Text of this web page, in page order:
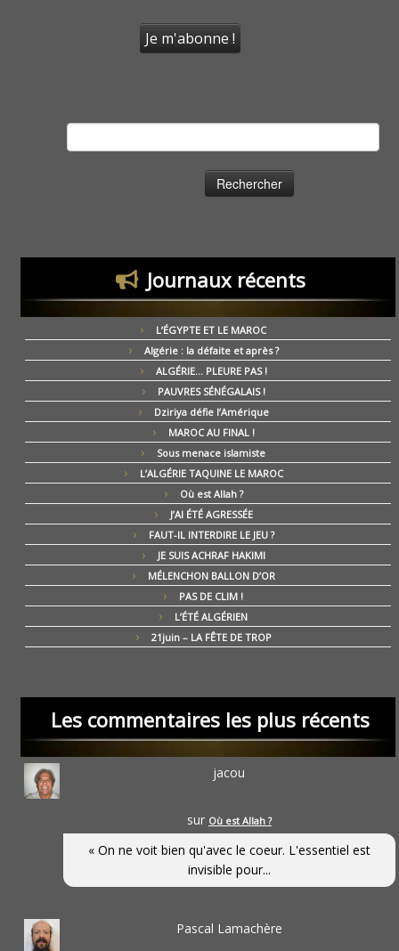
Journaux récents
L’ÉGYPTE ET LE MAROC
Algérie : la défaite et après ?
ALGÉRIE… PLEURE PAS !
PAUVRES SÉNÉGALAIS !
Dziriya défie l’Amérique
MAROC AU FINAL !
Sous menace islamiste
L’ALGÉRIE TAQUINE LE MAROC
Où est Allah ?
J’AI ÉTÉ AGRESSÉE
FAUT-IL INTERDIRE LE JEU ?
JE SUIS ACHRAF HAKIMI
MÉLENCHON BALLON D’OR
PAS DE CLIM !
L’ÉTÉ ALGÉRIEN
21juin – LA FÊTE DE TROP
Les commentaires les plus récents
jacou
sur Où est Allah ?
« On ne voit bien qu'avec le coeur. L'essentiel est
invisible pour...
Pascal Lamachère